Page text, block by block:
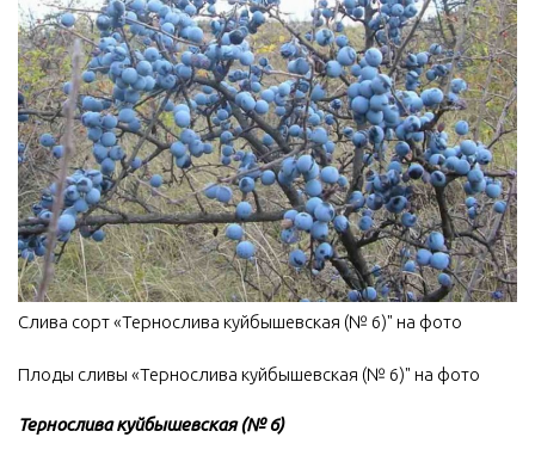
Слива сорт «Тернослива куйбышевская (№ 6)" на фото
Плоды сливы «Тернослива куйбышевская (№ 6)" на фото
Тернослива куйбышевская (№ 6)